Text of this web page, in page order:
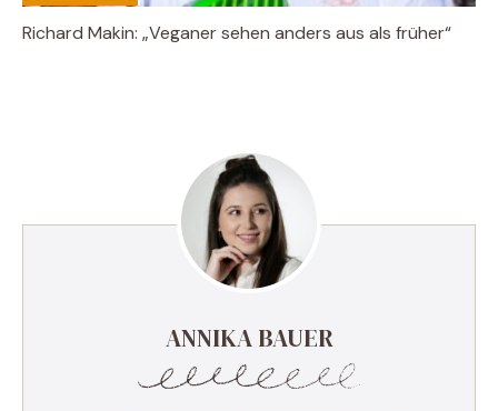
Richard Makin: „Veganer sehen anders aus als früher“
ANNIKA BAUER